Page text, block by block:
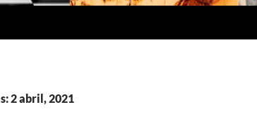
2 abril, 2021